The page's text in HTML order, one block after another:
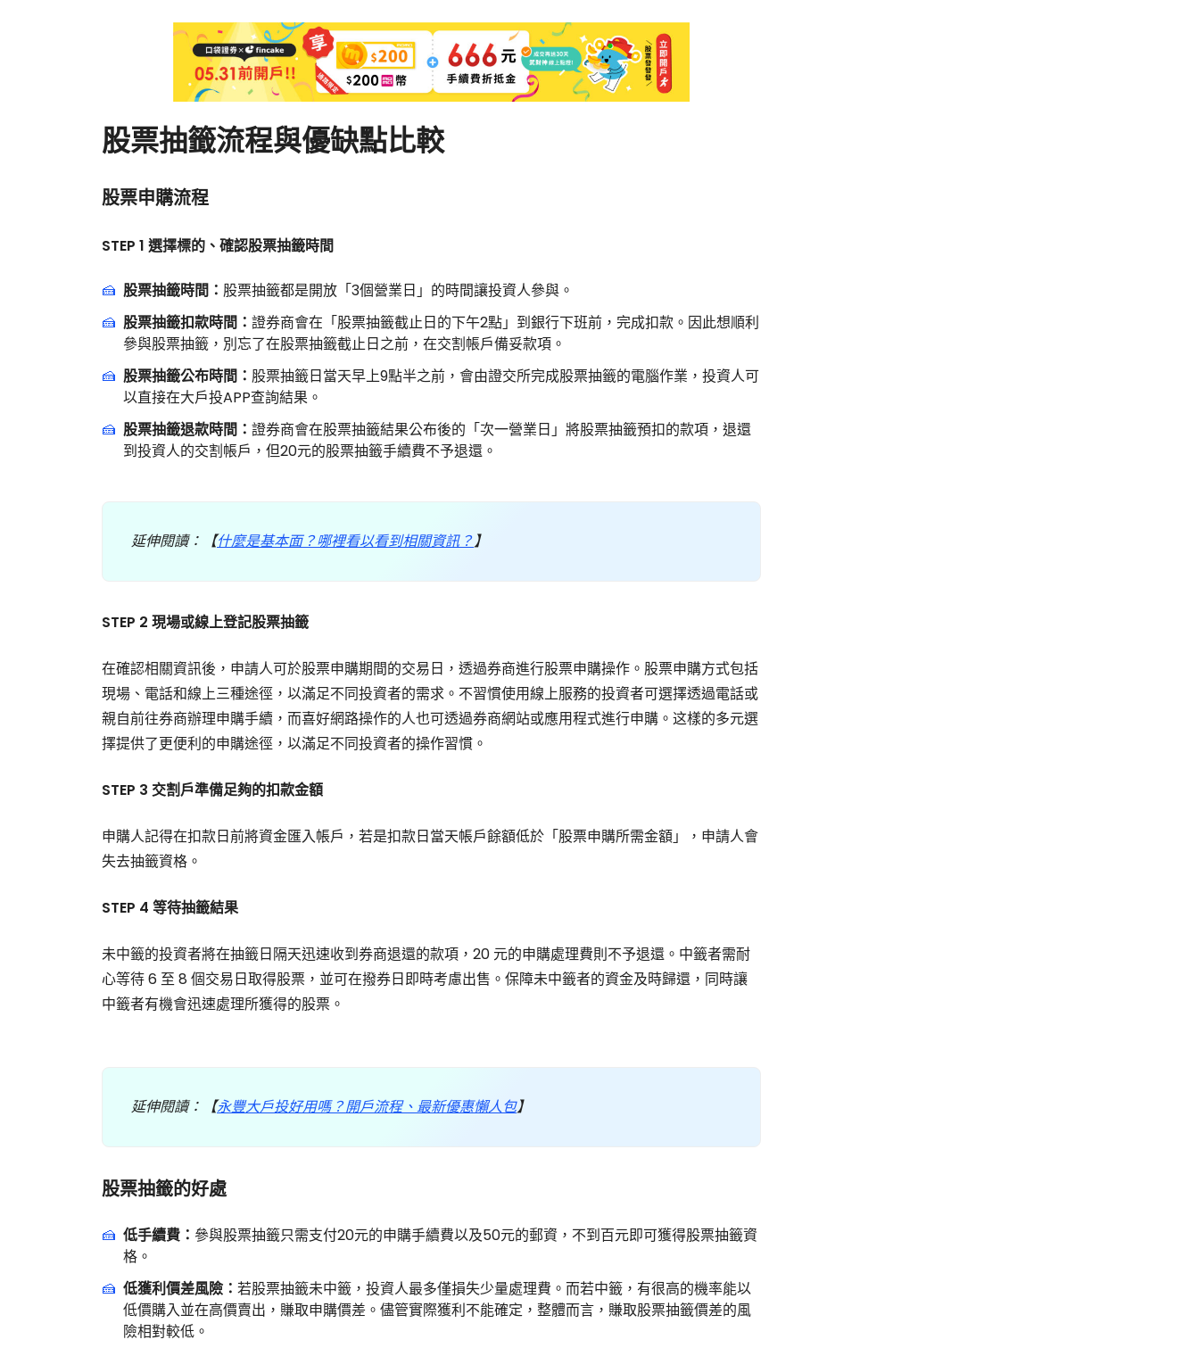
股票抽籤流程與優缺點比較
股票申購流程
STEP 1 選擇標的、確認股票抽籤時間
股票抽籤時間： 股票抽籤都是開放「3個營業日」的時間讓投資人參與。
股票抽籤扣款時間： 證券商會在「股票抽籤截止日的下午2點」到銀行下班前，完成扣款。因此想順利
參與股票抽籤，別忘了在股票抽籤截止日之前，在交割帳戶備妥款項。
股票抽籤公布時間： 股票抽籤日當天早上9點半之前，會由證交所完成股票抽籤的電腦作業，投資人可
以直接在大戶投APP查詢結果。
股票抽籤退款時間： 證券商會在股票抽籤結果公布後的「次一營業日」將股票抽籤預扣的款項，退還
到投資人的交割帳戶，但20元的股票抽籤手續費不予退還。
延伸閱讀：【什麼是基本面？哪裡看以看到相關資訊？】
STEP 2 現場或線上登記股票抽籤
在確認相關資訊後，申請人可於股票申購期間的交易日，透過券商進行股票申購操作。股票申購方式包括
現場、電話和線上三種途徑，以滿足不同投資者的需求。不習慣使用線上服務的投資者可選擇透過電話或
親自前往券商辦理申購手續，而喜好網路操作的人也可透過券商網站或應用程式進行申購。这樣的多元選
擇提供了更便利的申購途徑，以滿足不同投資者的操作習慣。
STEP 3 交割戶準備足夠的扣款金額
申購人記得在扣款日前將資金匯入帳戶，若是扣款日當天帳戶餘額低於「股票申購所需金額」，申請人會
失去抽籤資格。
STEP 4 等待抽籤結果
未中籤的投資者將在抽籤日隔天迅速收到券商退還的款項，20 元的申購處理費則不予退還。中籤者需耐
心等待 6 至 8 個交易日取得股票，並可在撥券日即時考慮出售。保障未中籤者的資金及時歸還，同時讓
中籤者有機會迅速處理所獲得的股票。
延伸閱讀：【永豐大戶投好用嗎？開戶流程、最新優惠懶人包】
股票抽籤的好處
低手續費： 參與股票抽籤只需支付20元的申購手續費以及50元的郵資，不到百元即可獲得股票抽籤資
格。
低獲利價差風險： 若股票抽籤未中籤，投資人最多僅損失少量處理費。而若中籤，有很高的機率能以
低價購入並在高價賣出，賺取申購價差。儘管實際獲利不能確定，整體而言，賺取股票抽籤價差的風
險相對較低。